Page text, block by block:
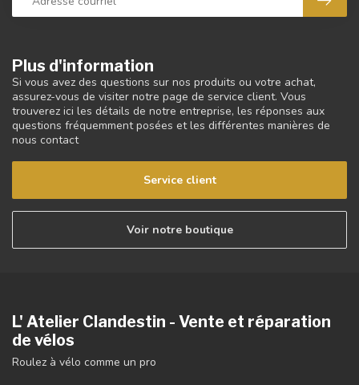
Plus d'information
Si vous avez des questions sur nos produits ou votre achat,
assurez-vous de visiter notre page de service client. Vous
trouverez ici les détails de notre entreprise, les réponses aux
questions fréquemment posées et les différentes manières de
nous contact
Service client
Voir notre boutique
L' Atelier Clandestin - Vente et réparation
de vélos
Roulez à vélo comme un pro